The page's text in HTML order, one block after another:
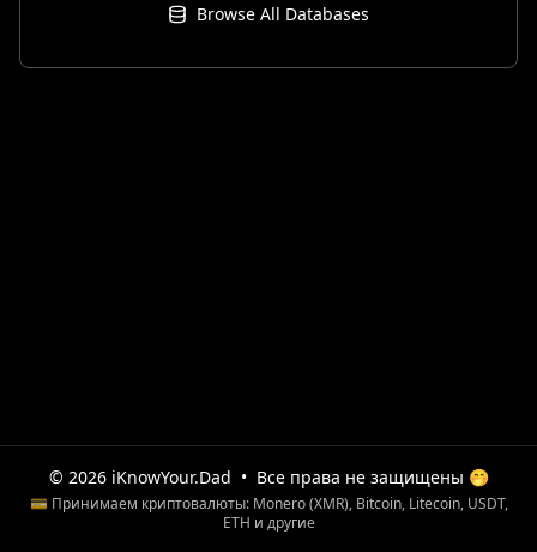
Browse All Databases
© 2026 iKnowYour.Dad • Все права не защищены 🤭
💳 Принимаем криптовалюты: Monero (XMR), Bitcoin, Litecoin, USDT,
ETH и другие